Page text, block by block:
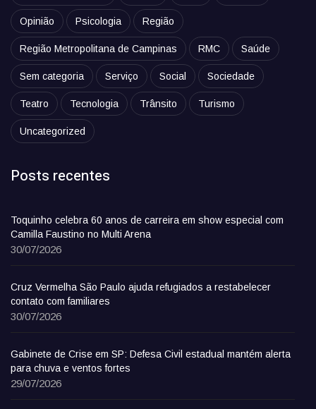
Opinião Psicologia Região
Região Metropolitana de Campinas RMC Saúde
Sem categoria Serviço Social Sociedade
Teatro Tecnologia Trânsito Turismo
Uncategorized
Posts recentes
Toquinho celebra 60 anos de carreira em show especial com
Camilla Faustino no Multi Arena
30/07/2026
Cruz Vermelha São Paulo ajuda refugiados a restabelecer
contato com familiares
30/07/2026
Gabinete de Crise em SP: Defesa Civil estadual mantém alerta
para chuva e ventos fortes
29/07/2026